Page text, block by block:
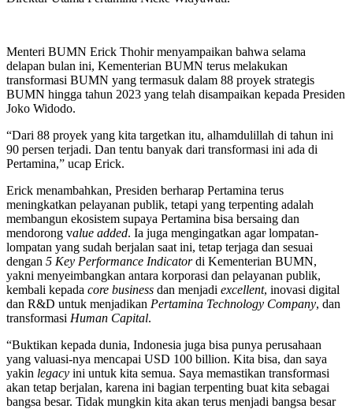
Menteri BUMN Erick Thohir menyampaikan bahwa selama
delapan bulan ini, Kementerian BUMN terus melakukan
transformasi BUMN yang termasuk dalam 88 proyek strategis
BUMN hingga tahun 2023 yang telah disampaikan kepada Presiden
Joko Widodo.
“Dari 88 proyek yang kita targetkan itu, alhamdulillah di tahun ini
90 persen terjadi. Dan tentu banyak dari transformasi ini ada di
Pertamina,” ucap Erick.
Erick menambahkan, Presiden berharap Pertamina terus
meningkatkan pelayanan publik, tetapi yang terpenting adalah
membangun ekosistem supaya Pertamina bisa bersaing dan
mendorong value added. Ia juga mengingatkan agar lompatan-
lompatan yang sudah berjalan saat ini, tetap terjaga dan sesuai
dengan 5 Key Performance Indicatordi Kementerian BUMN,
yakni menyeimbangkan antara korporasi dan pelayanan publik,
kembali kepada core business dan menjadi excellent, inovasi digital
dan R&D untuk menjadikan Pertamina Technology Company, dan
transformasi Human Capital.
“Buktikan kepada dunia, Indonesia juga bisa punya perusahaan
yang valuasi-nya mencapai USD 100 billion. Kita bisa, dan saya
yakin legacy ini untuk kita semua. Saya memastikan transformasi
akan tetap berjalan, karena ini bagian terpenting buat kita sebagai
bangsa besar. Tidak mungkin kita akan terus menjadi bangsa besar